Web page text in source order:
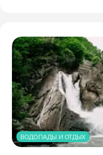
ВОДОПАДЫ И ОТДЫХ